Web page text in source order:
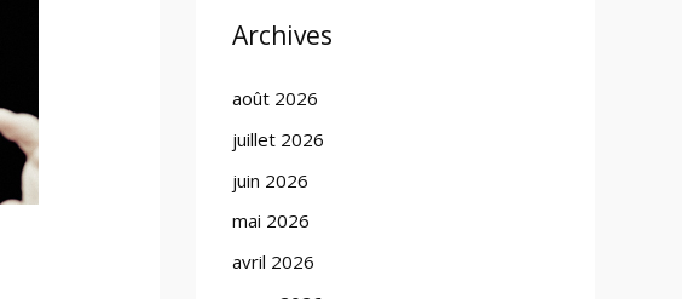
Archives
août 2026
juillet 2026
juin 2026
mai 2026
avril 2026